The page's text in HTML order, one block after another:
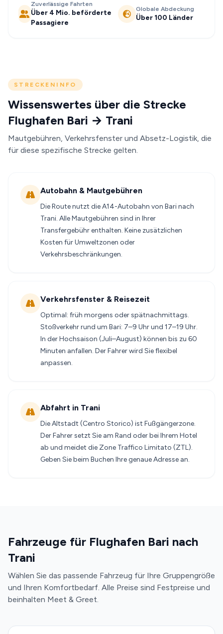
Zuverlässige Fahrten
Über 4 Mio. beförderte
Passagiere
Globale Abdeckung
Über 100 Länder
STRECKENINFO
Wissenswertes über die Strecke
Flughafen Bari → Trani
Mautgebühren, Verkehrsfenster und Absetz-Logistik, die
für diese spezifische Strecke gelten.
Autobahn & Mautgebühren
Die Route nutzt die A14-Autobahn von Bari nach
Trani. Alle Mautgebühren sind in Ihrer
Transfergebühr enthalten. Keine zusätzlichen
Kosten für Umweltzonen oder
Verkehrsbeschränkungen.
Verkehrsfenster & Reisezeit
Optimal: früh morgens oder spätnachmittags.
Stoßverkehr rund um Bari: 7–9 Uhr und 17–19 Uhr.
In der Hochsaison (Juli–August) können bis zu 60
Minuten anfallen. Der Fahrer wird Sie flexibel
anpassen.
Abfahrt in Trani
Die Altstadt (Centro Storico) ist Fußgängerzone.
Der Fahrer setzt Sie am Rand oder bei Ihrem Hotel
ab und meidet die Zone Traffico Limitato (ZTL).
Geben Sie beim Buchen Ihre genaue Adresse an.
Fahrzeuge für Flughafen Bari nach
Trani
Wählen Sie das passende Fahrzeug für Ihre Gruppengröße
und Ihren Komfortbedarf. Alle Preise sind Festpreise und
beinhalten Meet & Greet.